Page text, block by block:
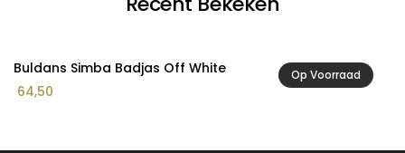
Op Voorraad
Buldans Simba Badjas Off White
64,50